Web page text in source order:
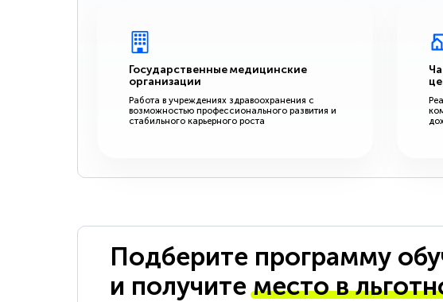
Государственные медицинские
организации
Работа в учреждениях здравоохранения с
возможностью профессионального развития и
стабильного карьерного роста
Подберите программу
и получитеместо в